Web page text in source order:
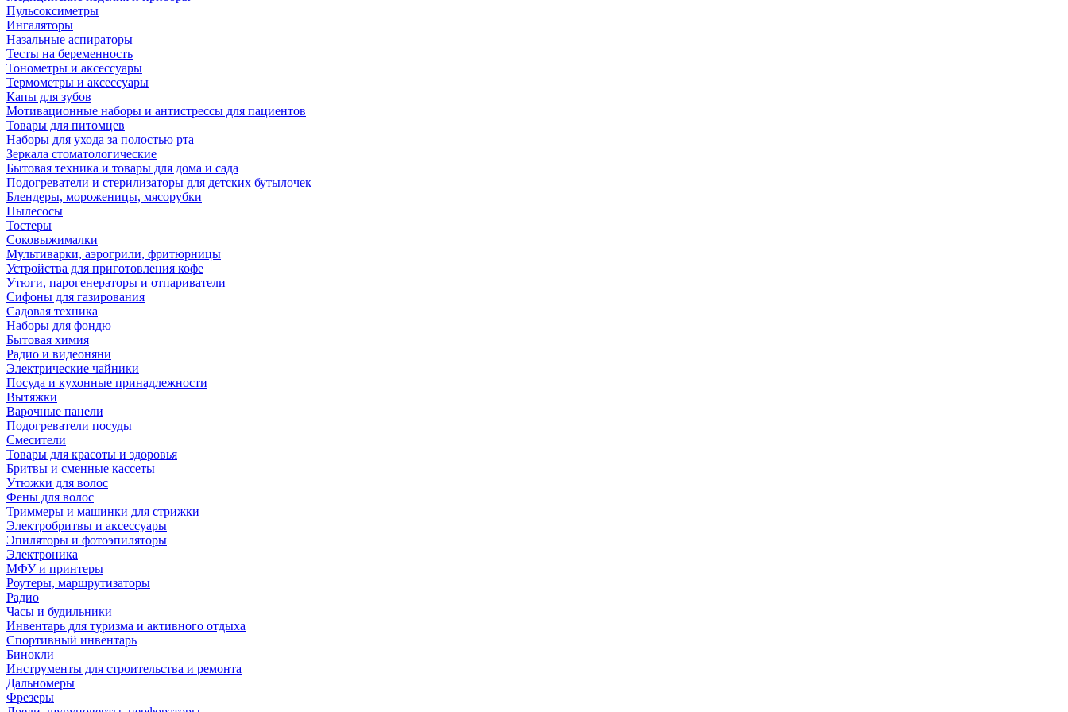
Пульсоксиметры
Ингаляторы
Назальные аспираторы
Тесты на беременность
Тонометры и аксессуары
Термометры и аксессуары
Капы для зубов
Мотивационные наборы и антистрессы для пациентов
Товары для питомцев
Наборы для ухода за полостью рта
Зеркала стоматологические
Бытовая техника и товары для дома и сада
Подогреватели и стерилизаторы для детских бутылочек
Блендеры, мороженицы, мясорубки
Пылесосы
Тостеры
Соковыжималки
Мультиварки, аэрогрили, фритюрницы
Устройства для приготовления кофе
Утюги, парогенераторы и отпариватели
Сифоны для газирования
Садовая техника
Наборы для фондю
Бытовая химия
Радио и видеоняни
Электрические чайники
Посуда и кухонные принадлежности
Вытяжки
Варочные панели
Подогреватели посуды
Смесители
Товары для красоты и здоровья
Бритвы и сменные кассеты
Утюжки для волос
Фены для волос
Триммеры и машинки для стрижки
Электробритвы и аксессуары
Эпиляторы и фотоэпиляторы
Электроника
МФУ и принтеры
Роутеры, маршрутизаторы
Радио
Часы и будильники
Инвентарь для туризма и активного отдыха
Спортивный инвентарь
Бинокли
Инструменты для строительства и ремонта
Дальномеры
Фрезеры